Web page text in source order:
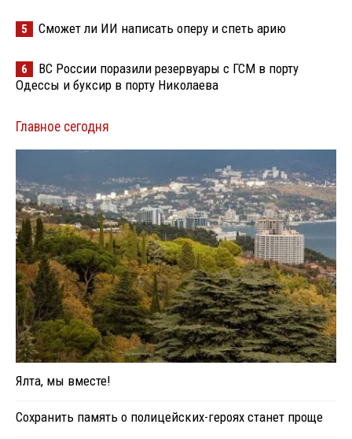
5 Сможет ли ИИ написать оперу и спеть арию
6
ВС России поразили резервуары с ГСМ в порту
Одессы и буксир в порту Николаева
Главное сегодня
Ялта, мы вместе!
Сохранить память о полицейских-героях станет проще